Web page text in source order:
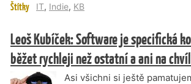
Štítky IT, Indie, KB
Leoš Kubíček: Software je specifická
běžet rychleji než ostatní a ani na
Asi všichni si ještě